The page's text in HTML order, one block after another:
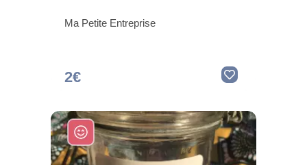
Ma Petite Entreprise
2€